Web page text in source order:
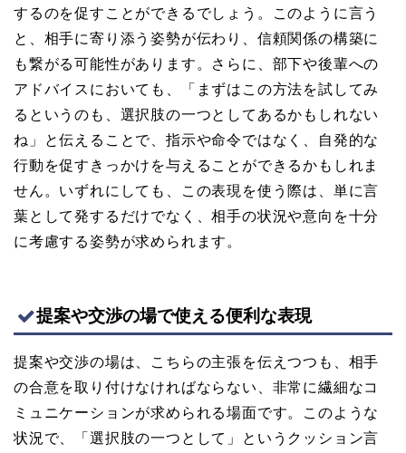
するのを促すことができるでしょう。このように言う
と、相手に寄り添う姿勢が伝わり、信頼関係の構築に
も繋がる可能性があります。さらに、部下や後輩への
アドバイスにおいても、「まずはこの方法を試してみ
るというのも、選択肢の一つとしてあるかもしれない
ね」と伝えることで、指示や命令ではなく、自発的な
行動を促すきっかけを与えることができるかもしれま
せん。いずれにしても、この表現を使う際は、単に言
葉として発するだけでなく、相手の状況や意向を十分
に考慮する姿勢が求められます。
提案や交渉の場で使える便利な表現
提案や交渉の場は、こちらの主張を伝えつつも、相手
の合意を取り付けなければならない、非常に繊細なコ
ミュニケーションが求められる場面です。このような
状況で、「選択肢の一つとして」というクッション言